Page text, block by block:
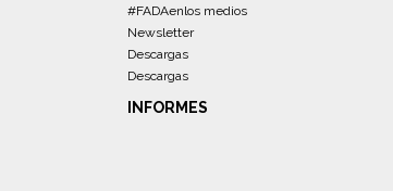
#FADAenlos medios
Newsletter
Descargas
Descargas
INFORMES